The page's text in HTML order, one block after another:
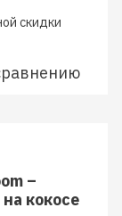
скидки
–
кокосе